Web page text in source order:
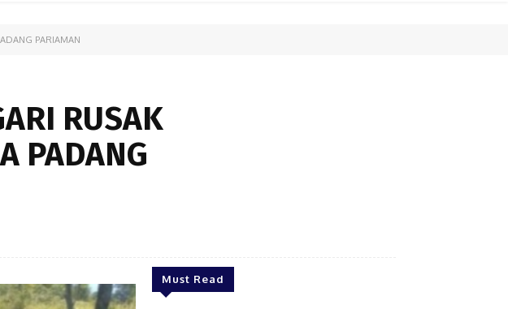
PARIAMAN
RUSAK
PADANG
Must Read